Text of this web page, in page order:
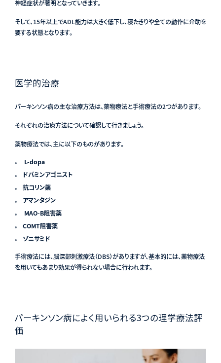
神経症状が著明となっていきます。
そして、15年以上でADL能力は大きく低下し、寝たきりや全ての動作に介助を
要する状態となります。
医学的治療
パーキンソン病の主な治療方法は、薬物療法と手術療法の2つがあります。
それぞれの治療方法について確認して行きましょう。
薬物療法では、主に以下のものがあります。
L-dopa
ドパミンアゴニスト
抗コリン薬
アマンタジン
MAO-B阻害薬
COMT阻害薬
ゾニサミド
手術療法には、脳深部刺激療法（DBS）がありますが、基本的には、薬物療法
を用いてもあまり効果が得られない場合に行われます。
パーキンソン病によく用いられる3つの理学療法評
価